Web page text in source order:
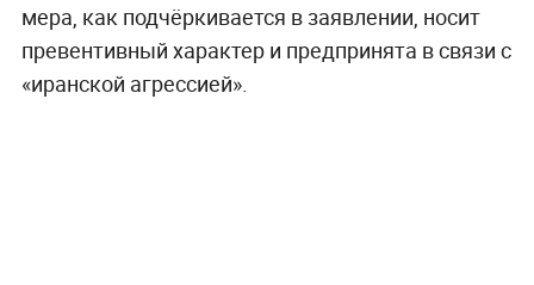
мера, как подчёркивается в заявлении, носит
превентивный характер и предпринята в связи с
«иранской агрессией».